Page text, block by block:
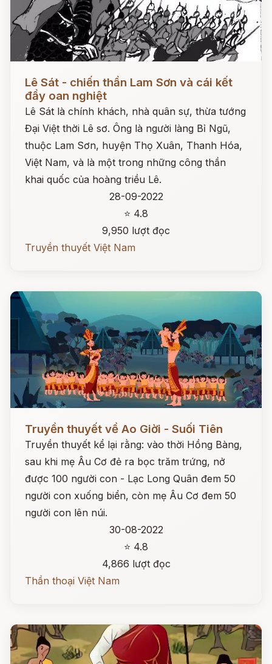
Lê Sát - chiến thần Lam Sơn và cái kết
đầy oan nghiệt
Lê Sát là chính khách, nhà quân sự, thừa tướng
Đại Việt thời Lê sơ. Ông là người làng Bỉ Ngũ,
thuộc Lam Sơn, huyện Thọ Xuân, Thanh Hóa,
Việt Nam, và là một trong những công thần
khai quốc của hoàng triều Lê.
28-09-2022
⭐ 4.8
9,950 lượt đọc
Truyền thuyết Việt Nam
Đọc ngay
Truyền thuyết về Ao Giời - Suối Tiên
Truyền thuyết kể lại rằng: vào thời Hồng Bàng,
sau khi mẹ Âu Cơ đẻ ra bọc trăm trứng, nở
được 100 người con - Lạc Long Quân đem 50
người con xuống biển, còn mẹ Âu Cơ đem 50
người con lên núi.
30-08-2022
⭐ 4.8
4,866 lượt đọc
Thần thoại Việt Nam